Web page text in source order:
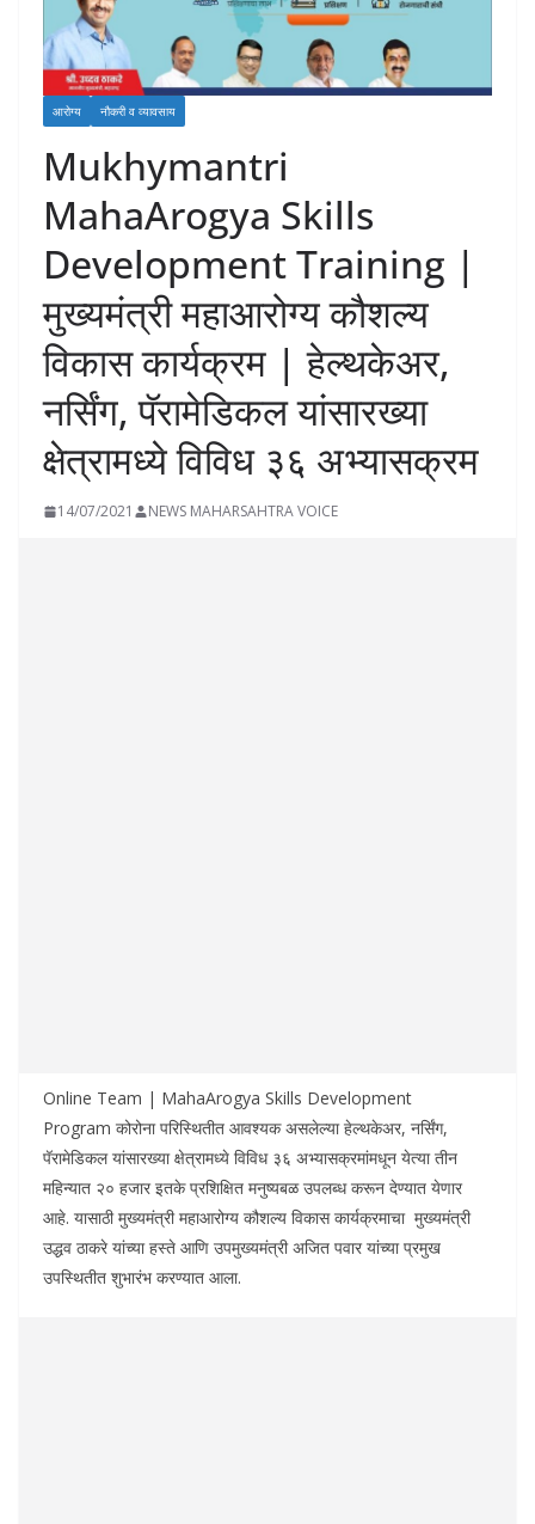
आरोग्य नौकरी व व्यावसाय
Mukhymantri
MahaArogya Skills
Development Training |
मुख्यमंत्री महाआरोग्य कौशल्य
विकास कार्यक्रम | हेल्थकेअर,
नर्सिंग, पॅरामेडिकल यांसारख्या
क्षेत्रामध्ये विविध ३६ अभ्यासक्रम
14/07/2021 NEWS MAHARSAHTRA VOICE
Online Team | MahaArogya Skills Development
Program कोरोना परिस्थितीत आवश्यक असलेल्या हेल्थकेअर, नर्सिंग,
पॅरामेडिकल यांसारख्या क्षेत्रामध्ये विविध ३६ अभ्यासक्रमांमधून येत्या तीन
महिन्यात २० हजार इतके प्रशिक्षित मनुष्यबळ उपलब्ध करून देण्यात येणार
आहे. यासाठी मुख्यमंत्री महाआरोग्य कौशल्य विकास कार्यक्रमाचा मुख्यमंत्री
उद्धव ठाकरे यांच्या हस्ते आणि उपमुख्यमंत्री अजित पवार यांच्या प्रमुख
उपस्थितीत शुभारंभ करण्यात आला.